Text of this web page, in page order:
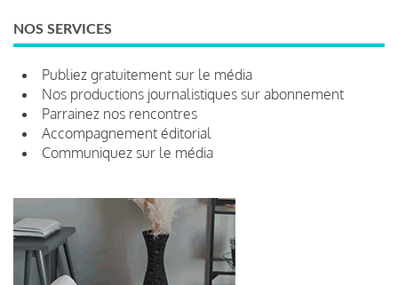
NOS SERVICES
Publiez gratuitement sur le média
Nos productions journalistiques sur abonnement
Parrainez nos rencontres
Accompagnement éditorial
Communiquez sur le média